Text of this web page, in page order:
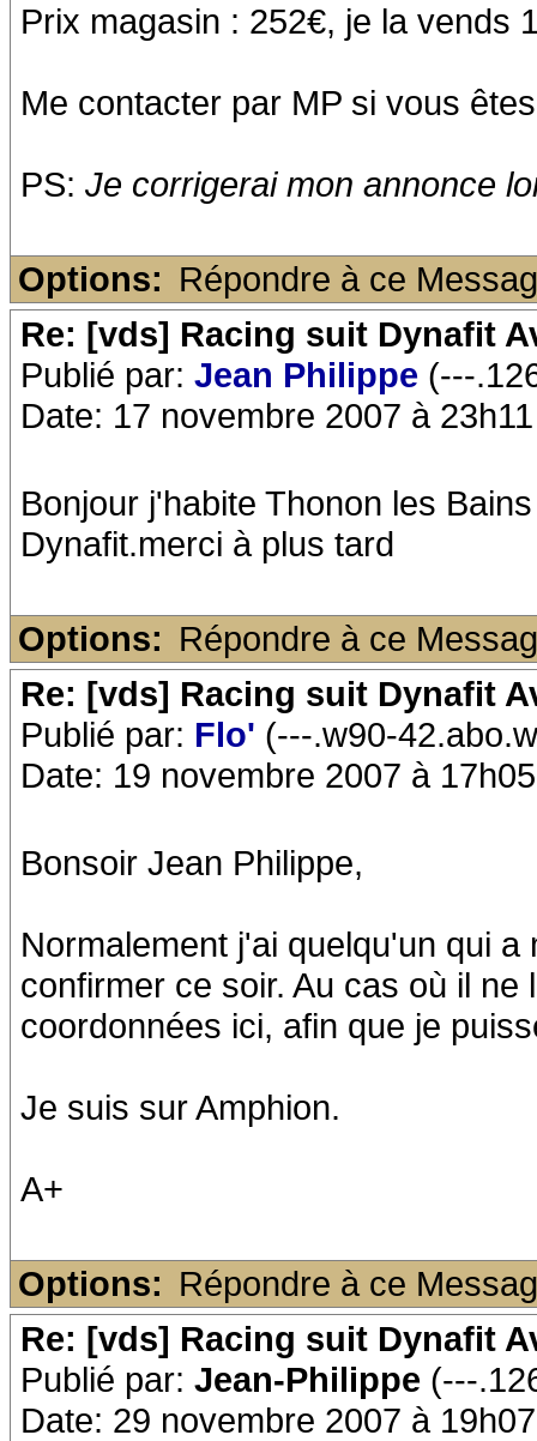
Prix magasin : 252€, je la vends
Me contacter par MP si vous
PS: Je corrigerai mon annonce
Options: Répondre à ce
Re: [vds] Racing suit Dynafit
Publié par: Jean Philippe (---
Date: 17 novembre 2007 à 23h11
Bonjour j'habite Thonon les
Dynafit.merci à plus tard
Options: Répondre à ce
Re: [vds] Racing suit Dynafit
Publié par: Flo' (---.w90-
Date: 19 novembre 2007 à 17h05
Bonsoir Jean Philippe,
Normalement j'ai quelqu'un qui
confirmer ce soir. Au cas où il
coordonnées ici, afin que je
Je suis sur Amphion.
A+
Options: Répondre à ce
Re: [vds] Racing suit Dynafit
Publié par: Jean-Philippe (---
Date: 29 novembre 2007 à 19h07